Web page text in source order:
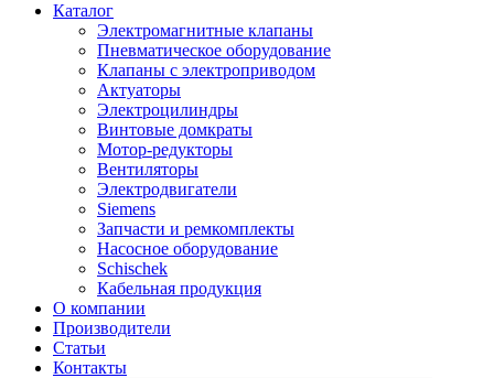
Каталог
Электромагнитные клапаны
Пневматическое оборудование
Клапаны с электроприводом
Актуаторы
Электроцилиндры
Винтовые домкраты
Мотор-редукторы
Вентиляторы
Электродвигатели
Siemens
Запчасти и ремкомплекты
Насосное оборудование
Schischek
Кабельная продукция
О компании
Производители
Статьи
Контакты